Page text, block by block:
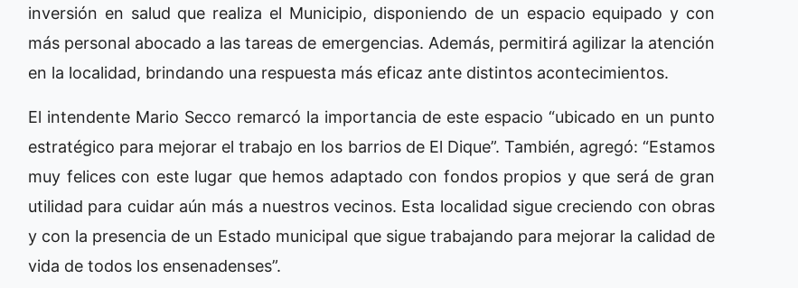
inversión en salud que realiza el Municipio, disponiendo de un espacio equipado y con
más personal abocado a las tareas de emergencias. Además, permitirá agilizar la atención
en la localidad, brindando una respuesta más eficaz ante distintos acontecimientos.
El intendente Mario Secco remarcó la importancia de este espacio “ubicado en un punto
estratégico para mejorar el trabajo en los barrios de El Dique”. También, agregó: “Estamos
muy felices con este lugar que hemos adaptado con fondos propios y que será de gran
utilidad para cuidar aún más a nuestros vecinos. Esta localidad sigue creciendo con obras
y con la presencia de un Estado municipal que sigue trabajando para mejorar la calidad de
vida de todos los ensenadenses”.